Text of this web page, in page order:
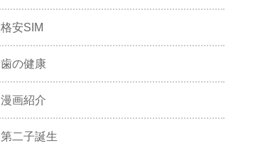
格安SIM
歯の健康
漫画紹介
第二子誕生